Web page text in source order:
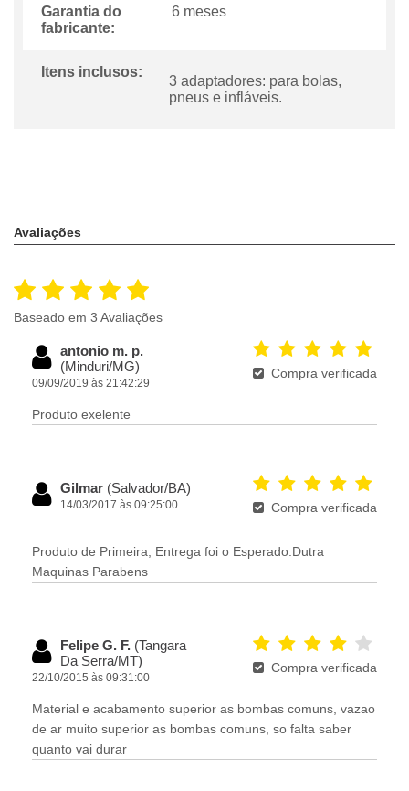
Garantia do
fabricante:
6 meses
Itens inclusos:
3 adaptadores: para bolas,
pneus e infláveis.
Avaliações
Baseado em 3 Avaliações
antonio m. p.
(Minduri/MG)
09/09/2019 às 21:42:29
Compra verificada
Produto exelente
Gilmar (Salvador/BA)
14/03/2017 às 09:25:00 Compra verificada
Produto de Primeira, Entrega foi o Esperado.Dutra
Maquinas Parabens
Felipe G. F. (Tangara
Da Serra/MT)
22/10/2015 às 09:31:00
Compra verificada
Material e acabamento superior as bombas comuns, vazao
de ar muito superior as bombas comuns, so falta saber
quanto vai durar